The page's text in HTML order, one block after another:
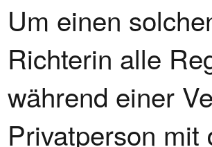
Um einen
Richterin alle
während einer
Privatperson mit